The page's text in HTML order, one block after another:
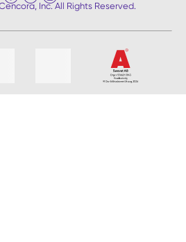
Inc. All Rights Reserved.